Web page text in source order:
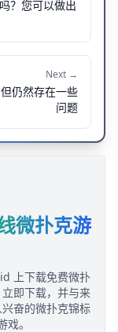
？您可以做出
Next →
仍然存在一些
问题
微扑克游
上下载免费微扑
即下载，并与来
奋的微扑克锦标
。